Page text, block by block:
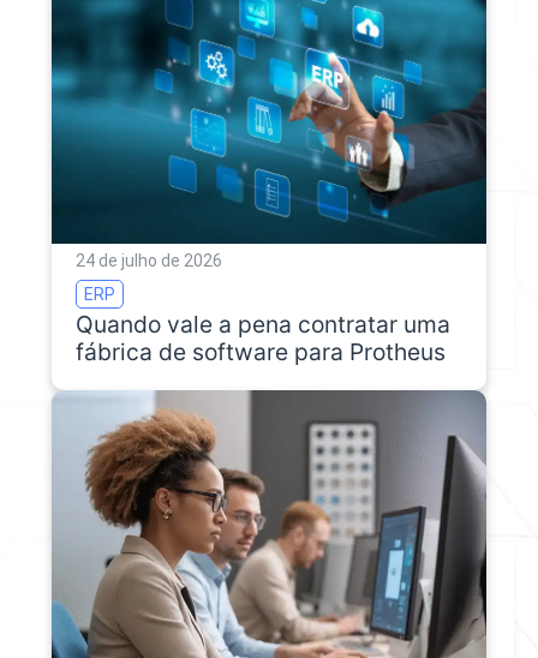
24 de julho de 2026
ERP
Quando vale a pena contratar uma
fábrica de software para Protheus